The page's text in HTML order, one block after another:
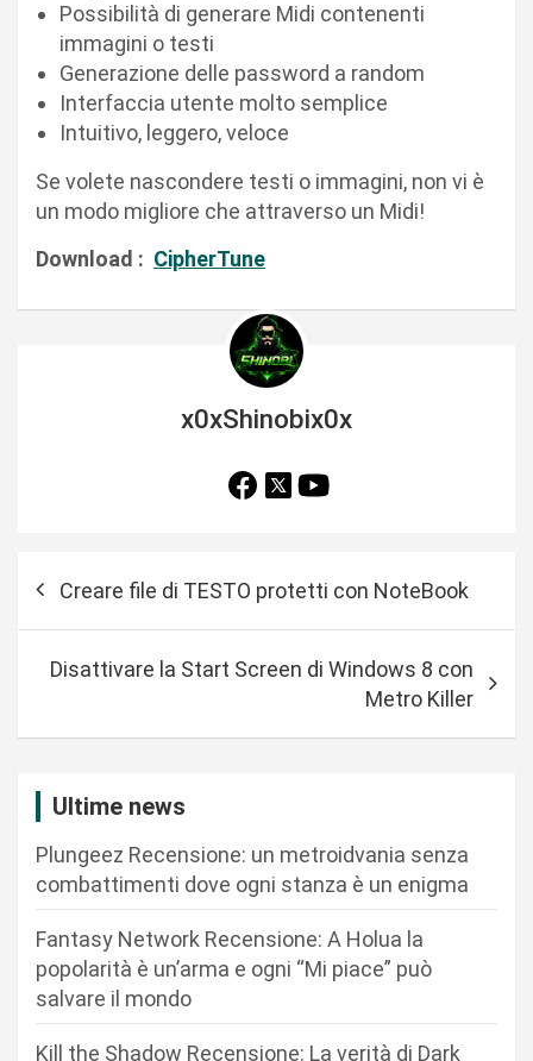
Possibilità di generare Midi contenenti
immagini o testi
Generazione delle password a random
Interfaccia utente molto semplice
Intuitivo, leggero, veloce
Se volete nascondere testi o immagini, non vi è
un modo migliore che attraverso un Midi!
Download : CipherTune
x0xShinobix0x
Creare file di TESTO protetti con NoteBook
Disattivare la Start Screen di Windows 8 con
Metro Killer
Ultime news
Plungeez Recensione: un metroidvania senza
combattimenti dove ogni stanza è un enigma
Fantasy Network Recensione: A Holua la
popolarità è un’arma e ogni “Mi piace” può
salvare il mondo
Kill the Shadow Recensione: La verità di Dark